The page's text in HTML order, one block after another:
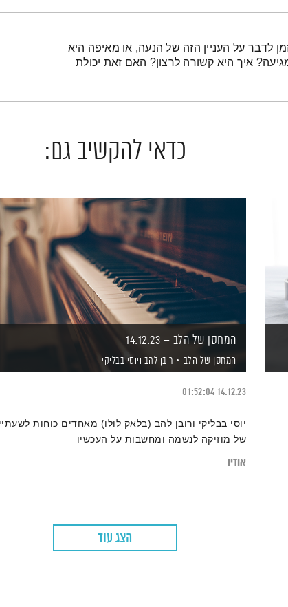
לדבר על העניין הזה של הנעה, או מאיפה היא
איך היא קשורה לרצון? האם זאת יכולת
כדאי להקשיב גם:
המחסן של הלב – 14.12.23
המחסן של הלב רובן להב ויוסי בבליקי
14.12.23
01:52:04
יוסי בבליקי ורובן להב (בלאק לולו) מאחדים כוחות
של מוזיקה לנשמה ומחשבות על העכשיו
אודיו
הצג עוד